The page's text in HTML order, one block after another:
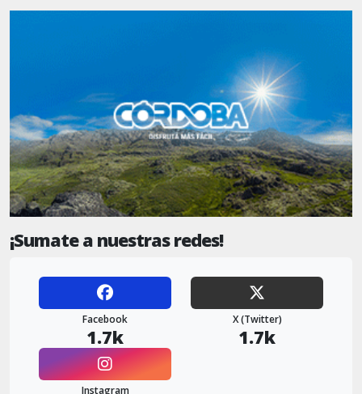
¡Sumate a nuestras redes!
Facebook
1.7k
X (Twitter)
1.7k
Instagram